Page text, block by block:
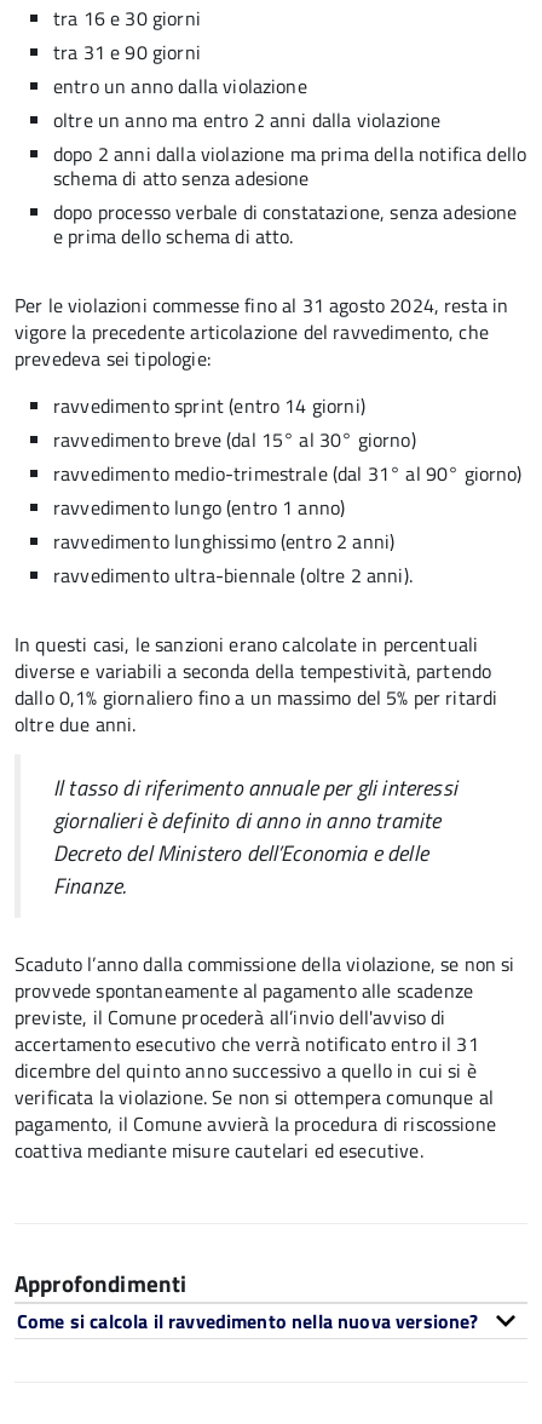
tra 16 e 30 giorni
tra 31 e 90 giorni
entro un anno dalla violazione
oltre un anno ma entro 2 anni dalla violazione
dopo 2 anni dalla violazione ma prima della notifica dello
schema di atto senza adesione
dopo processo verbale di constatazione, senza adesione
e prima dello schema di atto.
Per le violazioni commesse fino al 31 agosto 2024, resta in
vigore la precedente articolazione del ravvedimento, che
prevedeva sei tipologie:
ravvedimento sprint (entro 14 giorni)
ravvedimento breve (dal 15° al 30° giorno)
ravvedimento medio-trimestrale (dal 31° al 90° giorno)
ravvedimento lungo (entro 1 anno)
ravvedimento lunghissimo (entro 2 anni)
ravvedimento ultra-biennale (oltre 2 anni).
In questi casi, le sanzioni erano calcolate in percentuali
diverse e variabili a seconda della tempestività, partendo
dallo 0,1% giornaliero fino a un massimo del 5% per ritardi
oltre due anni.
Il tasso di riferimento annuale per gli interessi
giornalieri è definito di anno in anno tramite
Decreto del Ministero dell’Economia e delle
Finanze.
Scaduto l’anno dalla commissione della violazione, se non si
provvede spontaneamente al pagamento alle scadenze
previste, il Comune procederà all’invio dell'avviso di
accertamento esecutivo che verrà notificato entro il 31
dicembre del quinto anno successivo a quello in cui si è
verificata la violazione. Se non si ottempera comunque al
pagamento, il Comune avvierà la procedura di riscossione
coattiva mediante misure cautelari ed esecutive.
Approfondimenti
Come si calcola il ravvedimento nella nuova versione?